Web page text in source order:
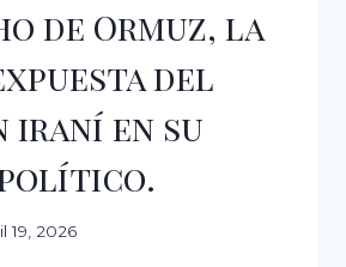
de Ormuz, la
del
iraní en su
19, 2026